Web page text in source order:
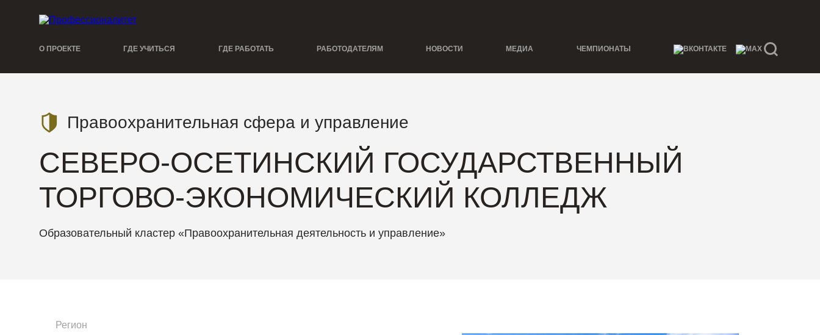
О ПРОЕКТЕ ГДЕ УЧИТЬСЯ ГДЕ РАБОТАТЬ РАБОТОДАТЕЛЯМ НОВОСТИ МЕДИА ЧЕМПИОНАТЫ
Правоохранительная сфера и управление
СЕВЕРО-ОСЕТИНСКИЙ ГОСУДАРСТВЕННЫЙ
ТОРГОВО-ЭКОНОМИЧЕСКИЙ КОЛЛЕДЖ
Образовательный кластер «Правоохранительная деятельность и управление»
Регион